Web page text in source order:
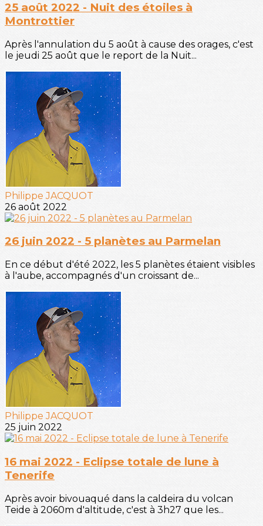
25 août 2022 - Nuit des étoiles à
Montrottier
Après l'annulation du 5 août à cause des orages, c'est
le jeudi 25 août que le report de la Nuit...
Philippe JACQUOT
26 août 2022
26 juin 2022 - 5 planètes au Parmelan
En ce début d'été 2022, les 5 planètes étaient visibles
à l'aube, accompagnés d'un croissant de...
Philippe JACQUOT
25 juin 2022
16 mai 2022 - Eclipse totale de lune à
Tenerife
Après avoir bivouaqué dans la caldeira du volcan
Teide à 2060m d'altitude, c'est à 3h27 que les...